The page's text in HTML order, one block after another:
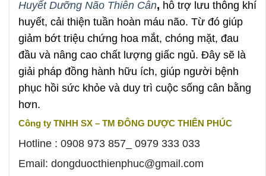
Huyết Dưỡng Não Thiên Cân, hỗ trợ lưu thông khí
huyết, cải thiện tuần hoàn máu não. Từ đó giúp
giảm bớt triệu chứng hoa mắt, chóng mặt, đau
đầu và nâng cao chất lượng giấc ngủ. Đây sẽ là
giải pháp đồng hành hữu ích, giúp người bệnh
phục hồi sức khỏe và duy trì cuộc sống cân bằng
hơn.
Công ty TNHH SX – TM ĐÔNG DƯỢC THIÊN PHÚC
Hotline : 0908 973 857_ 0979 333 033
Email: dongduocthienphuc@gmail.com